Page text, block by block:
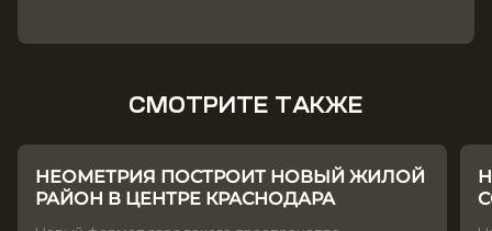
СМОТРИТЕ ТАКЖЕ
НЕОМЕТРИЯ ПОСТРОИТ НОВЫЙ ЖИЛОЙ
РАЙОН В ЦЕНТРЕ КРАСНОДАРА